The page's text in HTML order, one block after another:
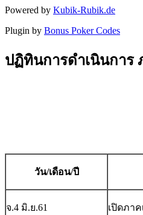
Powered by Kubik-Rubik.de
Plugin by Bonus Poker Codes
ปฏิทินการดำเนินการ
วัน/เดือน/ปี
จ.4 มิ.ย.61 เปิดภาค